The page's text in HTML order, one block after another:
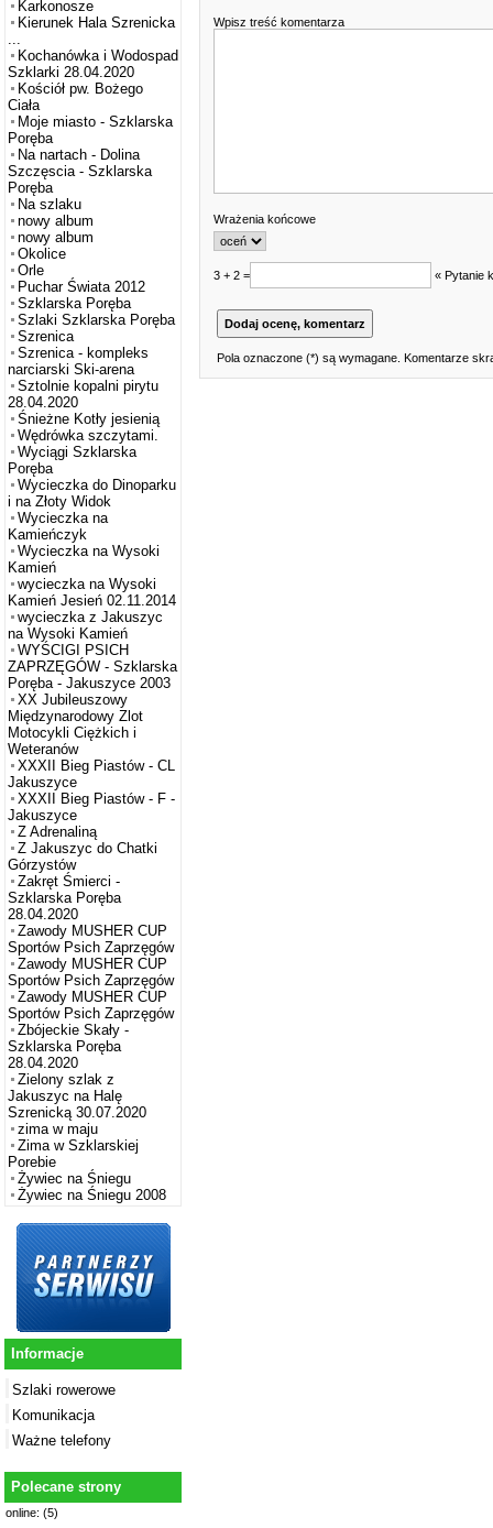
Karkonosze
Kierunek Hala Szrenicka
...
Kochanówka i Wodospad
Szklarki 28.04.2020
Kościół pw. Bożego
Ciała
Moje miasto - Szklarska
Poręba
Na nartach - Dolina
Szczęscia - Szklarska
Poręba
Na szlaku
nowy album
nowy album
Okolice
Orle
Puchar Świata 2012
Szklarska Poręba
Szlaki Szklarska Poręba
Szrenica
Szrenica - kompleks
narciarski Ski-arena
Sztolnie kopalni pirytu
28.04.2020
Śnieżne Kotły jesienią
Wędrówka szczytami.
Wyciągi Szklarska
Poręba
Wycieczka do Dinoparku
i na Złoty Widok
Wycieczka na
Kamieńczyk
Wycieczka na Wysoki
Kamień
wycieczka na Wysoki
Kamień Jesień 02.11.2014
wycieczka z Jakuszyc
na Wysoki Kamień
WYŚCIGI PSICH
ZAPRZĘGÓW - Szklarska
Poręba - Jakuszyce 2003
XX Jubileuszowy
Międzynarodowy Zlot
Motocykli Ciężkich i
Weteranów
XXXII Bieg Piastów - CL
Jakuszyce
XXXII Bieg Piastów - F -
Jakuszyce
Z Adrenaliną
Z Jakuszyc do Chatki
Górzystów
Zakręt Śmierci -
Szklarska Poręba
28.04.2020
Zawody MUSHER CUP
Sportów Psich Zaprzęgów
Zawody MUSHER CUP
Sportów Psich Zaprzęgów
Zawody MUSHER CUP
Sportów Psich Zaprzęgów
Zbójeckie Skały -
Szklarska Poręba
28.04.2020
Zielony szlak z
Jakuszyc na Halę
Szrenicką 30.07.2020
zima w maju
Zima w Szklarskiej
Porebie
Żywiec na Śniegu
Żywiec na Śniegu 2008
Informacje
Szlaki rowerowe
Komunikacja
Ważne telefony
Polecane strony
online: (5)
Wpisz treść komentarza
Wrażenia końcowe
3 + 2 = « Pytanie
Pola oznaczone (*) są wymagane. Komentarze